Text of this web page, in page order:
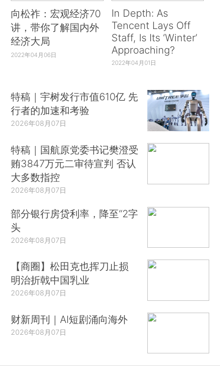
向松祚：宏观经济70
讲，带你了解国内外
经济大局
2022年04月06日
In Depth: As
Tencent Lays Off
Staff, Is Its ‘Winter’
Approaching?
2022年04月01日
特稿｜宇树发行市值610亿 先
行者的加速和考验
2026年08月07日
特稿｜国航原党委书记樊澄受
贿3847万元二审待宣判 否认
大多数指控
2026年08月07日
部分银行房贷利率，降至“2字
头
2026年08月07日
【商圈】松田克也挥刀止损
明治折戟中国乳业
2026年08月07日
财新周刊｜AI短剧涌向海外
2026年08月07日